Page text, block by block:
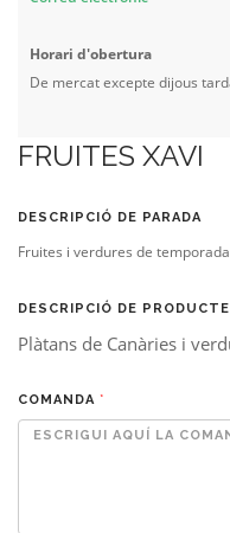
Horari d'obertura
De mercat excepte dijous
FRUITES XAVI
DESCRIPCIÓ DE PARADA
Fruites i verdures de
DESCRIPCIÓ DE
Plàtans de Canàries i
COMANDA *